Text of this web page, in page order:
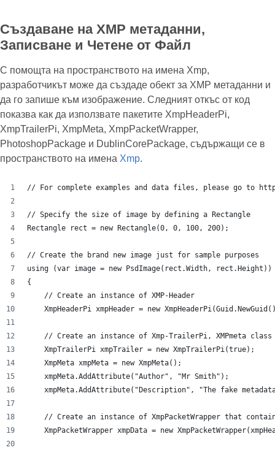
Създаване на XMP метаданни,
Записване и Четене от Файл
С помощта на пространството на имена Xmp,
разработчикът може да създаде обект за XMP метаданни и
да го запише към изображение. Следният откъс от код
показва как да използвате пакетите XmpHeaderPi,
XmpTrailerPi, XmpMeta, XmpPacketWrapper,
PhotoshopPackage и DublinCorePackage, съдържащи се в
пространството на имена Xmp.
// For complete examples and data files, please go to
// Specify the size of image by defining a Rectangle
Rectangle rect = new Rectangle(0, 0, 100, 200);
// Create the brand new image just for sample purposes
using (var image = new PsdImage(rect.Width, rect.Height))
{
    // Create an instance of XMP-Header
XmpHeaderPi xmpHeader = new
// Create an instance of Xmp-TrailerPi, XMPmeta
    XmpTrailerPi xmpTrailer = new XmpTrailerPi(true);
    XmpMeta xmpMeta = new XmpMeta();
    xmpMeta.AddAttribute("Author", "Mr Smith");
xmpMeta.AddAttribute("Description", "The fake
// Create an instance of XmpPacketWrapper that
XmpPacketWrapper xmpData = new